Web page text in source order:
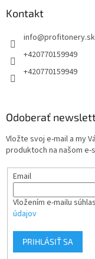
Kontakt
info@profitonery.sk
+420770159949
+420770159949
Odoberať
Vložte svoj e-mail a my
produktoch na našom e-
Email
Vložením e-mailu
údajov
PRIHLÁSIŤ SA